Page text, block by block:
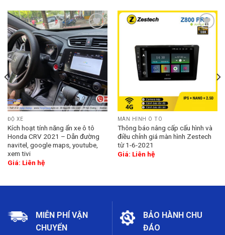
Add
to
wishlist
ĐỘ XE
Kích hoạt tính năng ẩn xe ô tô
Honda CRV 2021 – Dẫn đường
navitel, google maps, youtube,
xem tivi
Giá: Liên hệ
Add
wishlist
MÀN HÌNH Ô TÔ
Thông báo nâng cấp cấu hình và
điều chỉnh giá màn hình Zestech
từ 1-6-2021
Giá: Liên hệ
MIỄN PHÍ VẬN
CHUYỂN
BẢO HÀNH CHU
ĐÁO